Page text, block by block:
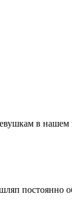
в
постоянно